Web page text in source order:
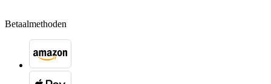
Betaalmethoden